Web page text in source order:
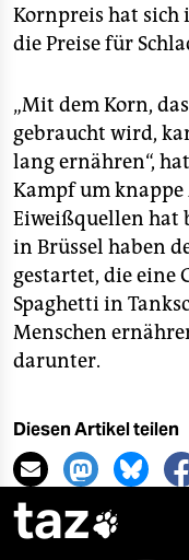
Kornpreis hat sich
die Preise für
„Mit dem Korn,
gebraucht wird,
lang ernähren“,
Kampf um
Eiweißquellen hat
in Brüssel haben
gestartet, die eine
Spaghetti in
Menschen
darunter.
Diesen Artikel teilen
taz